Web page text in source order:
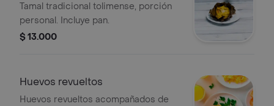
Tamal tradicional tolimense, porción
personal. Incluye pan.
$ 13.000
Huevos revueltos
Huevos revueltos acompañados de